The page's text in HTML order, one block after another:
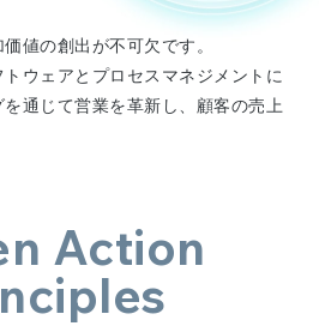
値の創出が不可欠です。
ウェアとプロセスマネジメントに
通じて営業を革新し、顧客の売上
Action